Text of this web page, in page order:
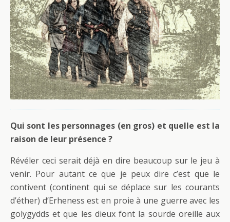
Qui sont les personnages (en gros) et quelle est la
raison de leur présence ?
Révéler ceci serait déjà en dire beaucoup sur le jeu à
venir. Pour autant ce que je peux dire c’est que le
contivent (continent qui se déplace sur les courants
d’éther) d’Erheness est en proie à une guerre avec les
golygydds et que les dieux font la sourde oreille aux